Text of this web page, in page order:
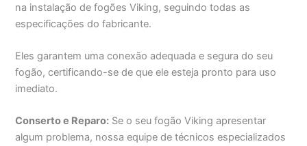
na instalação de fogões Viking, seguindo todas as
especificações do fabricante.
Eles garantem uma conexão adequada e segura do seu
fogão, certificando-se de que ele esteja pronto para uso
imediato.
Conserto e Reparo: Se o seu fogão Viking apresentar
algum problema, nossa equipe de técnicos especializados